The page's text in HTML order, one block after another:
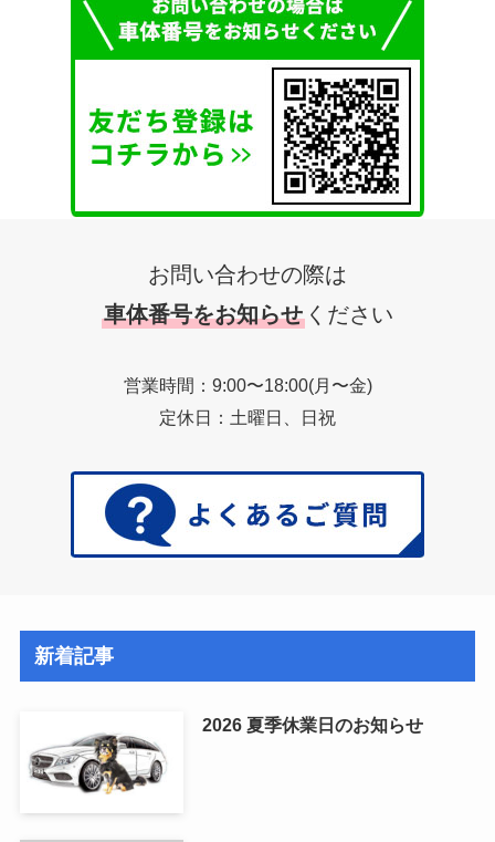
お問い合わせの際は
車体番号をお知らせ ください
営業時間：9:00〜18:00(月〜金)
定休日：土曜日、日祝
新着記事
2026 夏季休業日のお知らせ